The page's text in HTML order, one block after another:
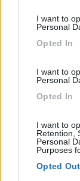
I want to
Personal
Opted In
I want to
Personal
Opted In
I want to
Retention,
Personal
Purposes
Opted Out
Area di
Parcheggio
Punto sosta